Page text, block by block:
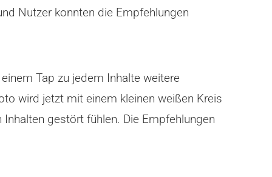
Nutzer konnten die Empfehlungen
Tap zu jedem Inhalte weitere
wird jetzt mit einem kleinen weißen Kreis
gestört fühlen. Die Empfehlungen